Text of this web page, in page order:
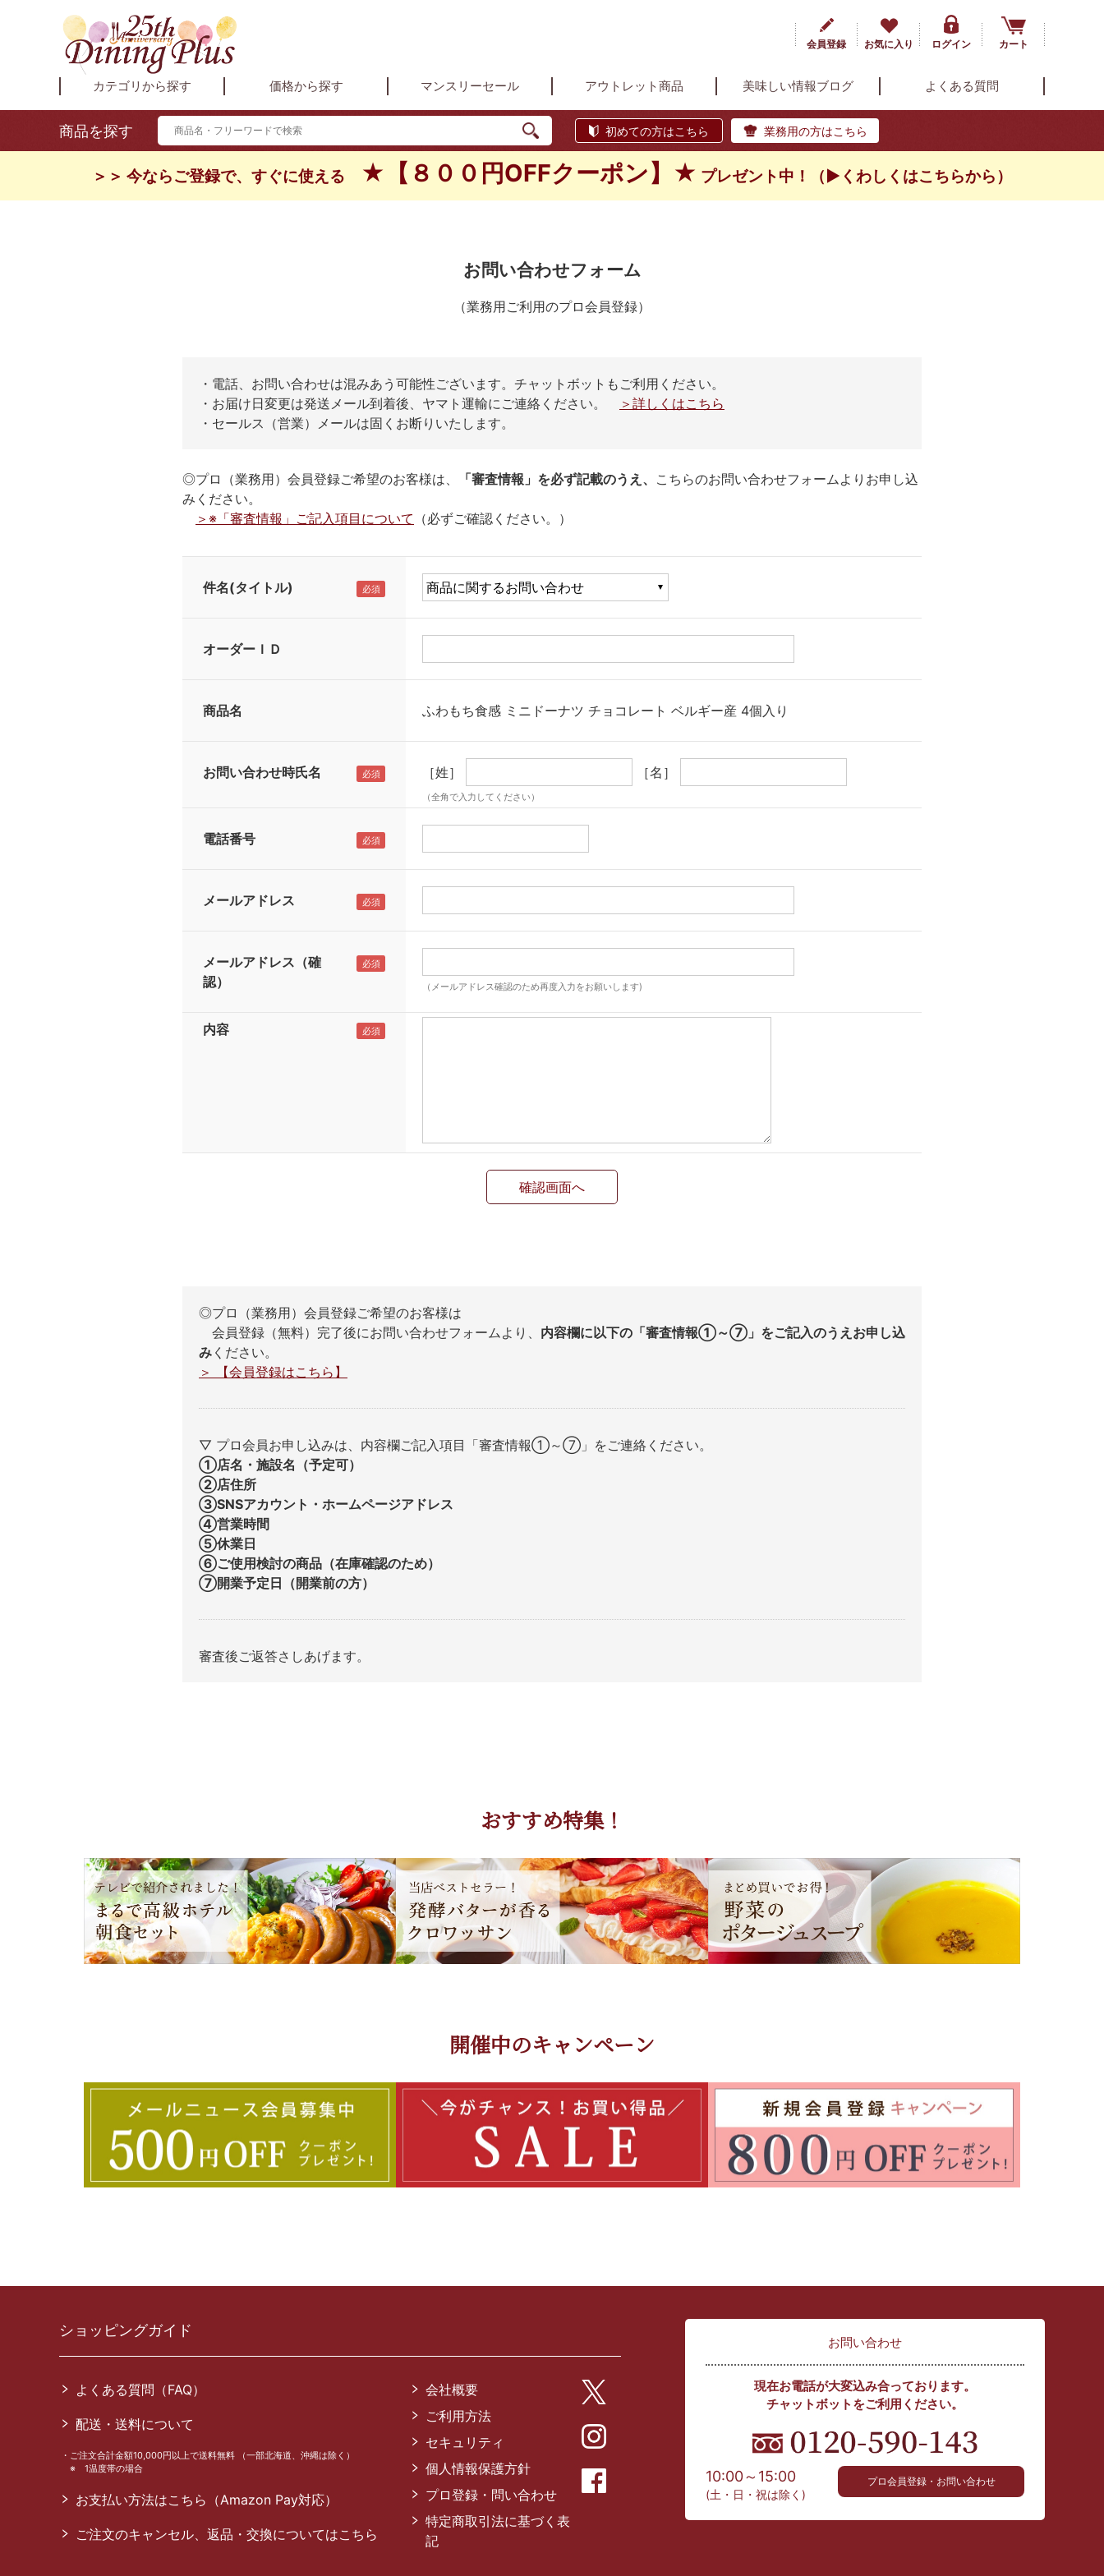
会員登録 お気に入り ログイン カート
カテゴリから探す 価格から探す マンスリーセール アウトレット商品 美味しい情報ブログ よくある質問
商品を探す 初めての方はこちら 業務用の方はこちら
＞＞ 今ならご登録で、すぐに使える ★【８００円OFFクーポン】★ プレゼント中！（▶くわしくはこちらから）
お問い合わせフォーム
（業務用ご利用のプロ会員登録）
・電話、お問い合わせは混みあう可能性ございます。チャットボットもご利用ください。
・お届け日変更は発送メール到着後、ヤマト運輸にご連絡ください。
＞詳しくはこちら
・セールス（営業）メールは固くお断りいたします。
◎プロ（業務用）会員登録ご希望のお客様は、 「審査情報」を必ず記載のうえ、 こちらのお問い合わせフォームよりお申し込
みください。
＞※「審査情報」ご記入項目について （必ずご確認ください。）
件名(タイトル)
オーダーＩＤ
商品名 ふわもち食感 ミニドーナツ チョコレート ベルギー産 4個入り
お問い合わせ時氏名 ［姓］ ［名］
（全角で入力してください）
電話番号
メールアドレス
メールアドレス（確
認）
（メールアドレス確認のため再度入力をお願いします)
内容
◎プロ（業務用）会員登録ご希望のお客様は
会員登録（無料）完了後にお問い合わせフォームより、 内容欄に以下の「審査情報①～⑦」をご記入のうえお申し込
み ください。
＞ 【会員登録はこちら】
▽ プロ会員お申し込みは、内容欄ご記入項目「審査情報①～⑦」をご連絡ください。
①店名・施設名（予定可）
②店住所
③SNSアカウント・ホームページアドレス
④営業時間
⑤休業日
⑥ご使用検討の商品（在庫確認のため）
⑦開業予定日（開業前の方）
審査後ご返答さしあげます。
おすすめ特集！
開催中のキャンペーン
ショッピングガイド
よくある質問（FAQ）
配送・送料について
ご注文合計金額10,000円以上で送料無料 （一部北海道、沖縄は除く）
※ 1温度帯の場合
お支払い方法はこちら（Amazon Pay対応）
ご注文のキャンセル、返品・交換についてはこちら
会社概要
ご利用方法
セキュリティ
個人情報保護方針
プロ登録・問い合わせ
特定商取引法に基づく表
記
お問い合わせ
現在お電話が大変込み合っております。
チャットボットをご利用ください。
10:00～15:00
(土・日・祝は除く)
プロ会員登録・お問い合わせ